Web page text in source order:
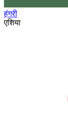
हंगरी
एशिया